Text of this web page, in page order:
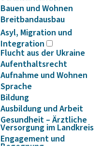
Bauen und Wohnen
Breitbandausbau
Asyl, Migration und
Integration
Flucht aus der Ukraine
Aufenthaltsrecht
Aufnahme und Wohnen
Sprache
Bildung
Ausbildung und Arbeit
Gesundheit – Ärztliche
Versorgung im Landkreis
Engagement und
Begegnung